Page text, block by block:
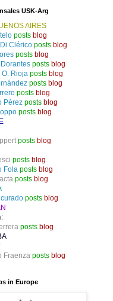
USK-Arg
AIRES
posts blog
Clérico posts blog
posts blog
posts blog
O. Rioja posts blog
posts blog
posts blog
Pérez posts blog
posts blog
posts blog
posts blog
Fola posts blog
posts blog
posts blog
posts blog
Fraenza posts blog
in Europe